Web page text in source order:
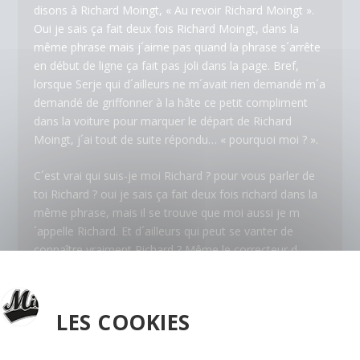
disons à Richard Moingt, « Au revoir Richard Moingt ».
Oui je sais ça fait deux fois Richard Moingt, dans la
même phrase mais j´aime pas quand la phrase s´arrête
en début de ligne ça fait pas joli dans la page. Bref,
lorsque Serje qui d´ailleurs ne m´avait rien demandé m´a
demandé de griffonner à la hâte ce petit compliment
dans la voiture pour marquer le départ de Richard
Moingt, j´ai tout de suite répondu… « pourquoi moi ? ».
C´est vrai qui suis-je moi Richard ? pour vous parler de
toi Richard ? oui je sais ça fait deux fois richard dans la
même phrase, mais il se trouve que moi aussi je m
´appelle Richard. Et d´ailleurs qui peut se vanter de
connaître vraiment Richard ? Même le correcteur d
poussé un petit cri et il a tout de suite souligné Moingt
en rouge et à la place de Moingt, il me proposait :
LES COOKIES